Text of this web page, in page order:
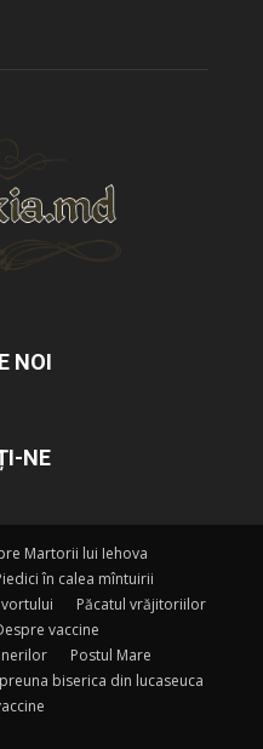
NOI
NE
Martorii lui Iehova
în calea mîntuirii
Păcatul vrăjitoriilor
vaccine
Postul Mare
biserica din lucaseuca